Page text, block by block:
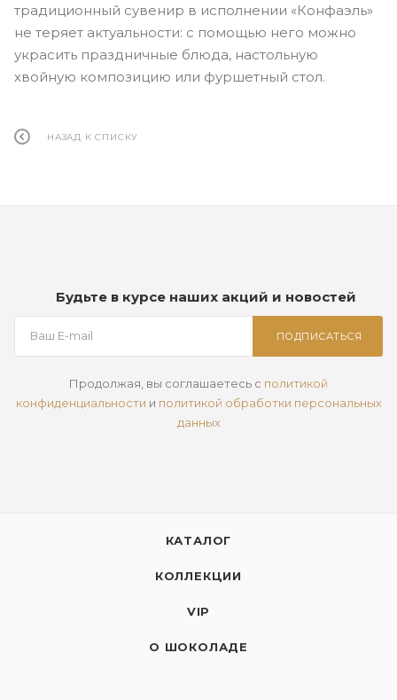
традиционный сувенир в исполнении «Конфаэль»
не теряет актуальности: с помощью него можно
украсить праздничные блюда, настольную
хвойную композицию или фуршетный стол.
НАЗАД К СПИСКУ
Будьте в курсе наших акций и новостей
ПОДПИСАТЬСЯ
Продолжая, вы соглашаетесь с политикой
конфиденциальности и политикой обработки персональных
данных
КАТАЛОГ
КОЛЛЕКЦИИ
VIP
О ШОКОЛАДЕ